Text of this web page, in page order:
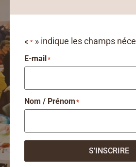
« * » indique les champs
E-mail*
Nom / Prénom *
S'INSCRIRE